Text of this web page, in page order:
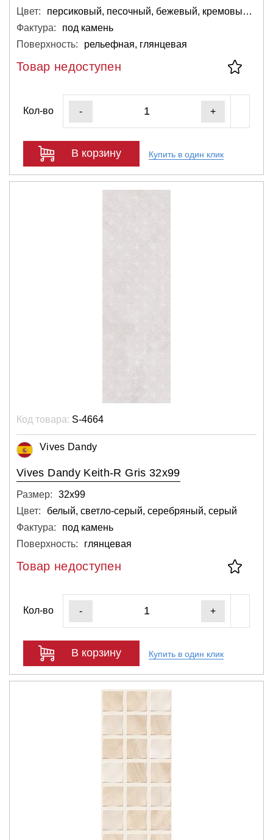
Цвет:
персиковый, песочный, бежевый, кремовый, светло-серый, светлый
Фактура:
под камень
Поверхность:
рельефная, глянцевая
Товар недоступен
Кол-во - +
В корзину Купить в один клик
Код товара: S-4664
Vives Dandy
Vives Dandy Keith-R Gris 32x99
Размер:
32х99
Цвет:
белый, светло-серый, серебряный, серый
Фактура:
под камень
Поверхность:
глянцевая
Товар недоступен
Кол-во - +
В корзину Купить в один клик